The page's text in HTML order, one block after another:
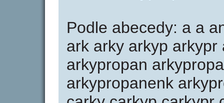
Podle abecedy: a a
ark arky arkyp
arkypropan
arkypropanenk